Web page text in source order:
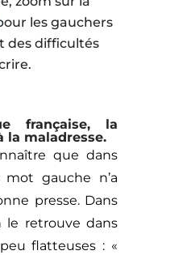
les gauchers
des difficultés
française, la
la maladresse.
que dans
gauche n’a
presse. Dans
le retrouve dans
flatteuses : «